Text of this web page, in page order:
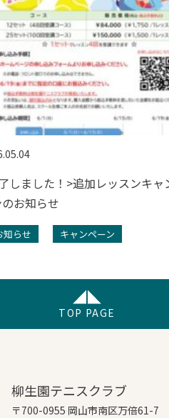
しました！>追加レッスンキャ
お知らせ
知らせ キャンペーン
TOP PAGE
柳生園テニスクラブ
〒700-0955 岡山市南区万倍61-7